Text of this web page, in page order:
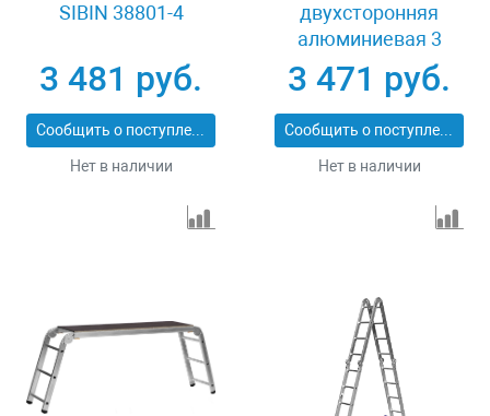
SIBIN 38801-4
3 481 руб.
Сообщить о поступлении
Нет в наличии
двухсторонняя
алюминиевая 3
ступени Сибин 38825-
03
3 471 руб.
Сообщить о поступлении
Нет в наличии